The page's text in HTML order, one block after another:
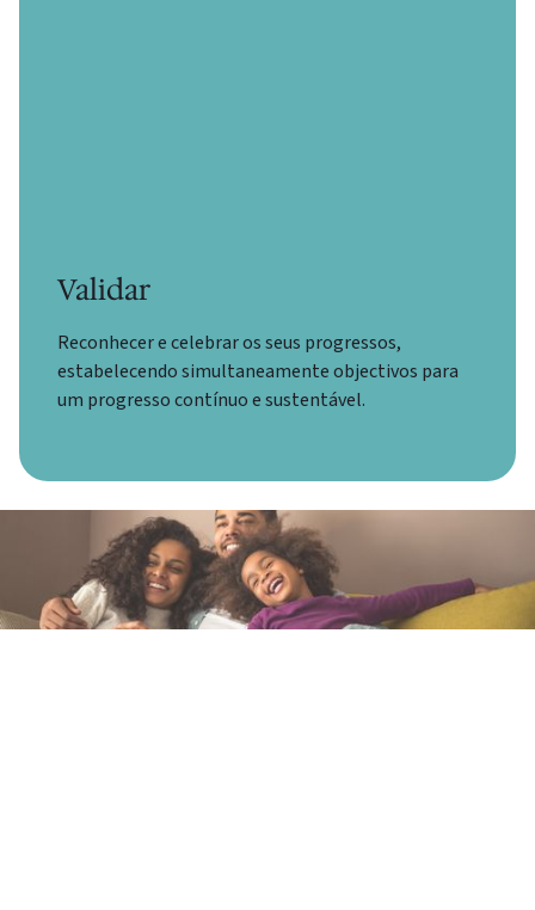
Validar
Reconhecer e celebrar os seus progressos,
estabelecendo simultaneamente objectivos para
um progresso contínuo e sustentável.